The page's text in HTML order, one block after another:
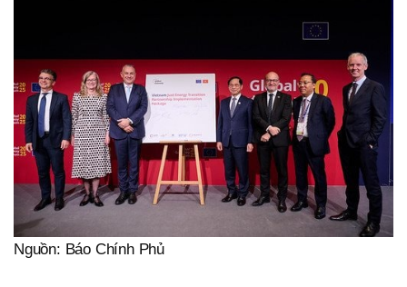
Nguồn: Báo Chính Phủ